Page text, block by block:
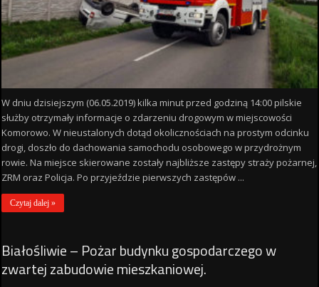
W dniu dzisiejszym (06.05.2019) kilka minut przed godziną 14:00 pilskie
służby otrzymały informacje o zdarzeniu drogowym w miejscowości
Komorowo. W nieustalonych dotąd okolicznościach na prostym odcinku
drogi, doszło do dachowania samochodu osobowego w przydrożnym
rowie. Na miejsce skierowane zostały najbliższe zastępy straży pożarnej,
ZRM oraz Policja. Po przyjeździe pierwszych zastępów ...
Czytaj dalej »
Białośliwie – Pożar budynku gospodarczego w
zwartej zabudowie mieszkaniowej.